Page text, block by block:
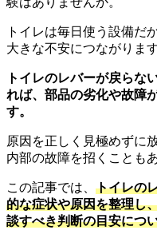
トイレは毎日使う設備だ
大きな不安につながります
トイレのレバーが戻らな
れば、部品の劣化や故障
す。
原因を正しく見極めずに
内部の故障を招くことも
この記事では、 トイレの
的な症状や原因を整理し
談すべき判断の目安につ